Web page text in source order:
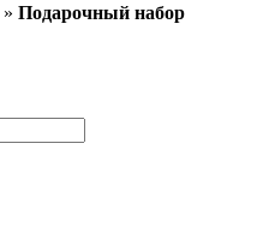
» Подарочный набор